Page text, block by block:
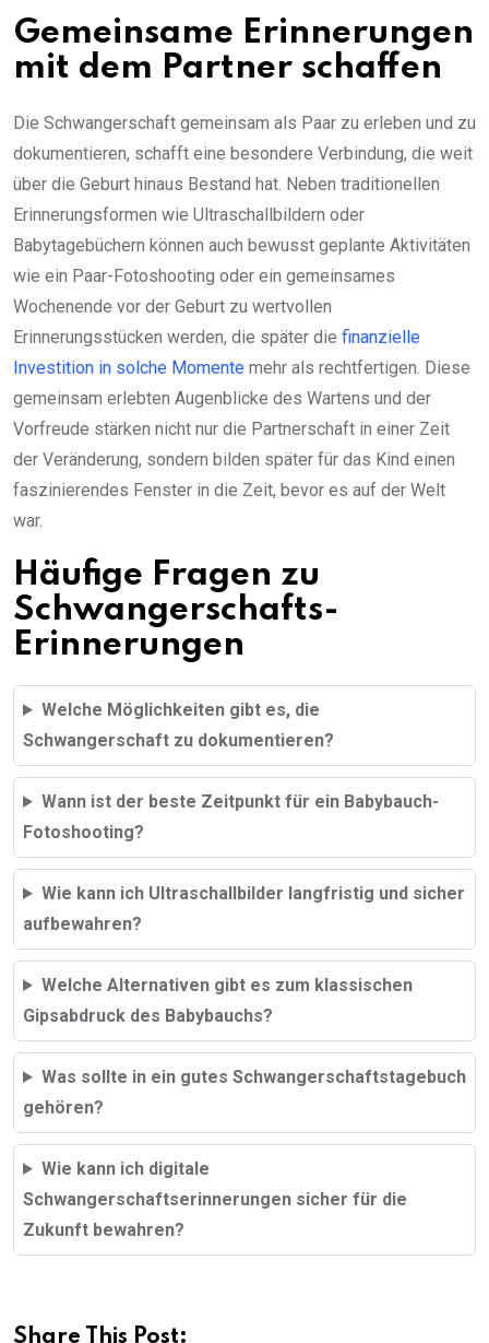
Gemeinsame Erinnerungen
mit dem Partner schaffen
Die Schwangerschaft gemeinsam als Paar zu erleben und zu
dokumentieren, schafft eine besondere Verbindung, die weit
über die Geburt hinaus Bestand hat. Neben traditionellen
Erinnerungsformen wie Ultraschallbildern oder
Babytagebüchern können auch bewusst geplante Aktivitäten
wie ein Paar-Fotoshooting oder ein gemeinsames
Wochenende vor der Geburt zu wertvollen
Erinnerungsstücken werden, die später die finanzielle
Investition in solche Momente mehr als rechtfertigen. Diese
gemeinsam erlebten Augenblicke des Wartens und der
Vorfreude stärken nicht nur die Partnerschaft in einer Zeit
der Veränderung, sondern bilden später für das Kind einen
faszinierendes Fenster in die Zeit, bevor es auf der Welt
war.
Häufige Fragen zu
Schwangerschafts-
Erinnerungen
Welche Möglichkeiten gibt es, die
Schwangerschaft zu dokumentieren?
Wann ist der beste Zeitpunkt für ein Babybauch-
Fotoshooting?
Wie kann ich Ultraschallbilder langfristig und sicher
aufbewahren?
Welche Alternativen gibt es zum klassischen
Gipsabdruck des Babybauchs?
Was sollte in ein gutes Schwangerschaftstagebuch
gehören?
Wie kann ich digitale
Schwangerschaftserinnerungen sicher für die
Zukunft bewahren?
Share This Post: